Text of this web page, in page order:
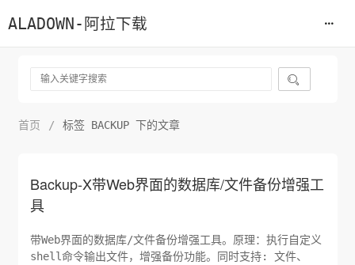
ALADOWN-阿拉下载

首页 / 标签 BACKUP 下的文章
Backup-X带Web界面的数据库/文件备份增强工
具
带Web界面的数据库/文件备份增强工具。原理：执行自定义
shell命令输出文件，增强备份功能。同时支持: 文件、